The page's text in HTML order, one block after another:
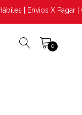
| Envios X Pagar |
0